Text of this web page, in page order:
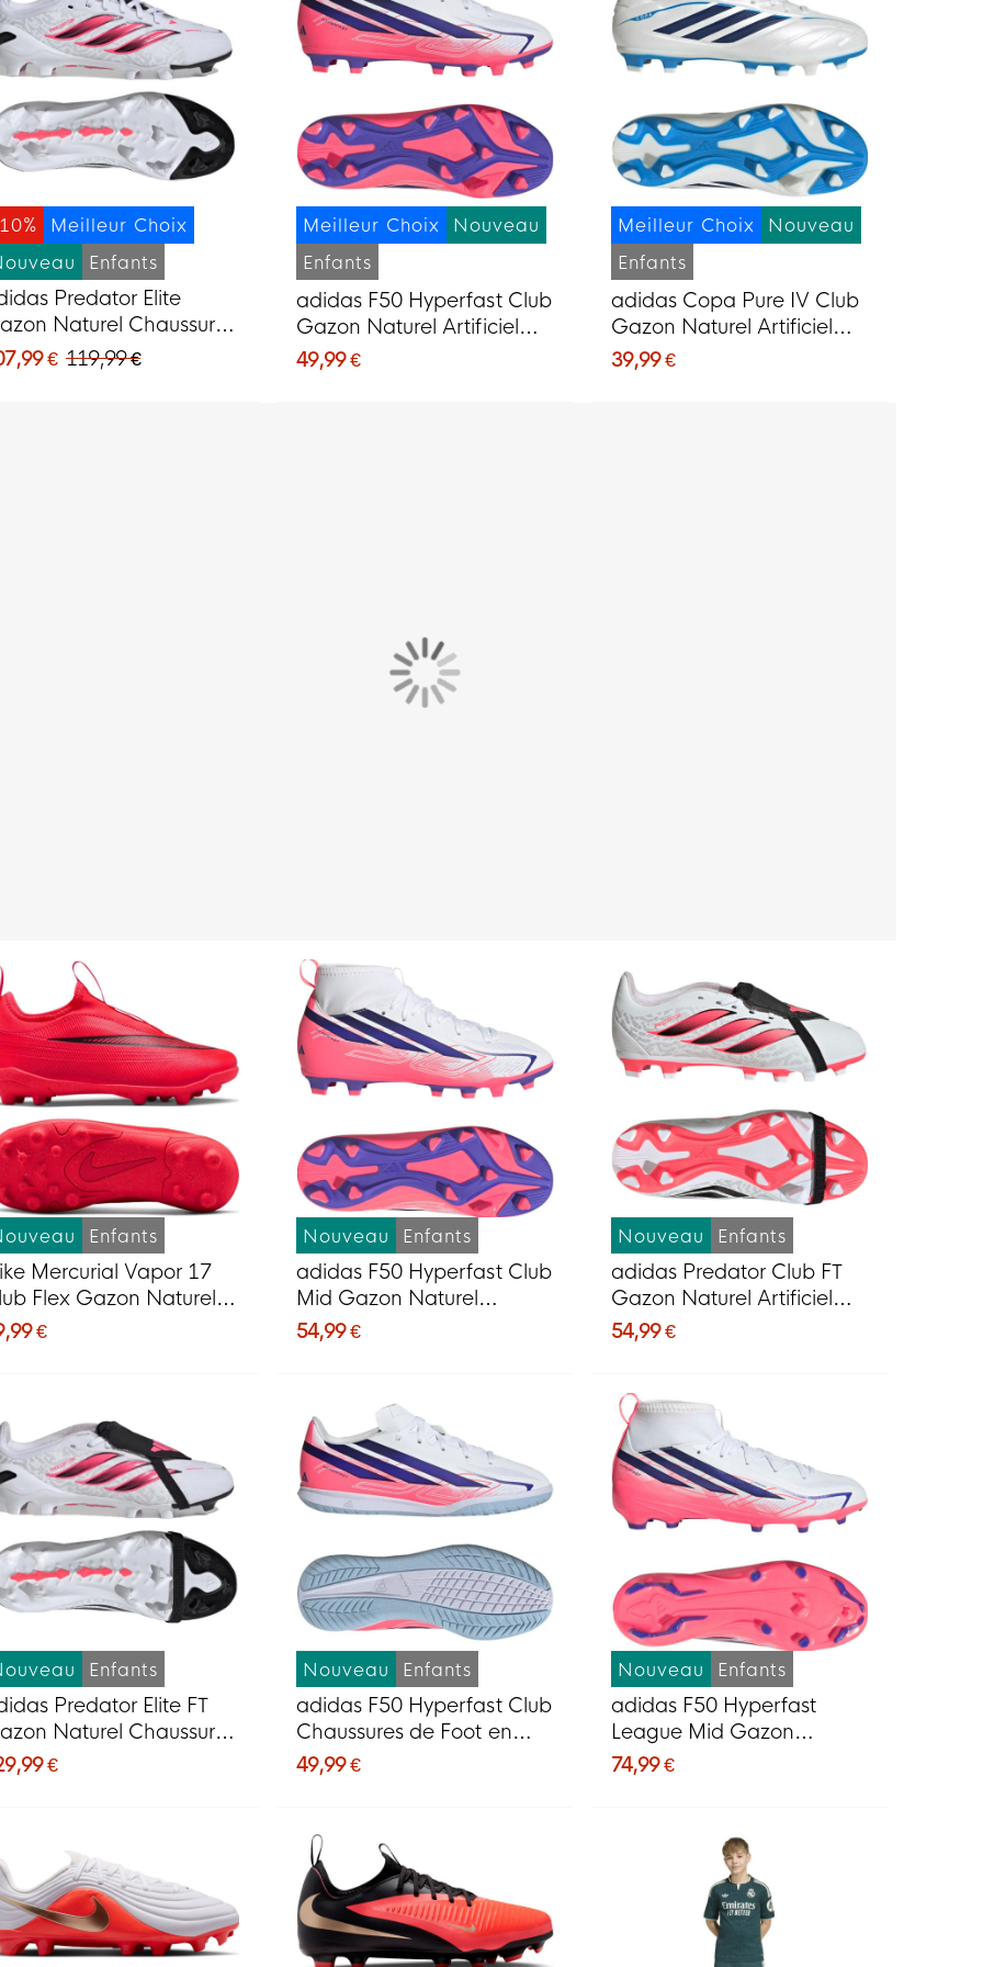
Meilleur Choix
Enfants
Predator Elite
Naturel Chaussures
Foot (FG) Enfants Blanc
€ 119,99 €
Meilleur Choix
Nouveau
Enfants
adidas F50 Hyperfast Club
Gazon Naturel Artificiel
Chaussures de Foot (MG)
49,99 €
Meilleur Choix
Nouveau
Enfants
adidas Copa Pure IV Club
Gazon Naturel Artificiel
Chaussures de Foot (MG)
39,99 €
Enfants
Mercurial Vapor 17
Flex Gazon Naturel
Chaussures de
€
Nouveau Enfants
adidas F50 Hyperfast Club
Mid Gazon Naturel
Artificiel Chaussures de
54,99 €
Nouveau Enfants
adidas Predator Club FT
Gazon Naturel Artificiel
Chaussures de Foot (MG)
54,99 €
Enfants
Predator Elite FT
Naturel Chaussures
Foot (FG) Enfants Blanc
€
Nouveau Enfants
adidas F50 Hyperfast Club
Chaussures de Foot en
Salle (IN) Blanc Mauve
49,99 €
Nouveau Enfants
adidas F50 Hyperfast
League Mid Gazon
Naturel Chaussures de
74,99 €